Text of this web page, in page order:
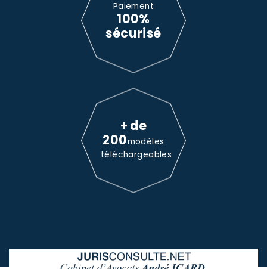
Paiement
100%
sécurisé
+ de
200modèles
téléchargeables